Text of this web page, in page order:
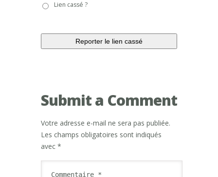
casséLien cassé ?
Submit a Comment
Votre adresse e-mail ne sera pas publiée.
Les champs obligatoires sont indiqués
avec *